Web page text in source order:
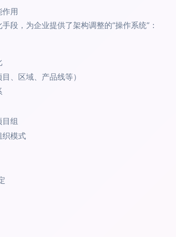
用
段，为企业提供了架构调整的“操作系统”：
、区域、产品线等）
组
织模式